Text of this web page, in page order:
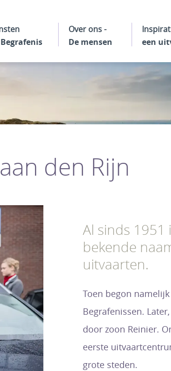
Over ons -
De mensen
een
den Rijn
Al sinds 1951
bekende
uitvaarten.
Toen begon
Begrafenissen.
door zoon Reinier.
eerste
grote steden.